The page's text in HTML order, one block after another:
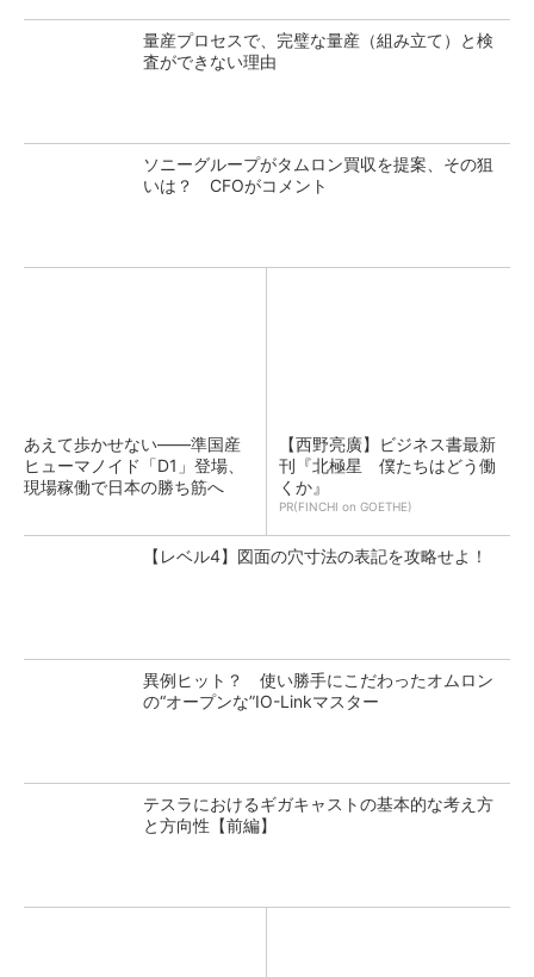
量産プロセスで、完璧な量産（組み立て）と検
査ができない理由
ソニーグループがタムロン買収を提案、その狙
いは？ CFOがコメント
あえて歩かせない――準国産
ヒューマノイド「D1」登場、
現場稼働で日本の勝ち筋へ
【西野亮廣】ビジネス書最新
刊『北極星 僕たちはどう働
くか』
PR(FINCHI on GOETHE)
【レベル4】図面の穴寸法の表記を攻略せよ！
異例ヒット？ 使い勝手にこだわったオムロン
の“オープンな”IO-Linkマスター
テスラにおけるギガキャストの基本的な考え方
と方向性【前編】